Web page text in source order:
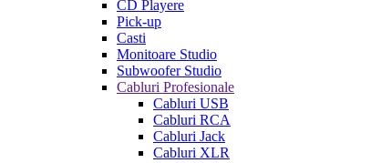
CD Playere
Pick-up
Casti
Monitoare Studio
Subwoofer Studio
Cabluri Profesionale
Cabluri USB
Cabluri RCA
Cabluri Jack
Cabluri XLR